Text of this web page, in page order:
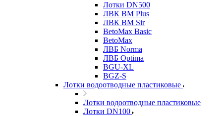
Лотки DN500
ЛВК ВМ Plus
ЛВК ВМ Sir
BetoMax Basic
BetoMax
ЛВБ Norma
ЛВБ Optima
BGU-XL
BGZ-S
Лотки водоотводные пластиковые
Лотки водоотводные пластиковые
Лотки DN100